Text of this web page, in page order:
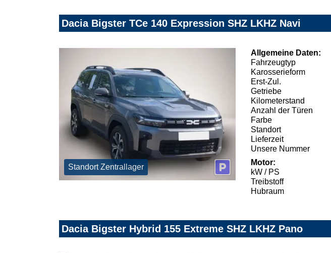
Dacia Bigster TCe 140 Expression SHZ LKHZ Navi
Standort Zentrallager
Allgemeine Daten:
Fahrzeugtyp
Karosserieform
Erst-Zul.
Getriebe
Kilometerstand
Anzahl der Türen
Farbe
Standort
Lieferzeit
Unsere Nummer
Motor:
kW / PS
Treibstoff
Hubraum
Dacia Bigster Hybrid 155 Extreme SHZ LKHZ Pano